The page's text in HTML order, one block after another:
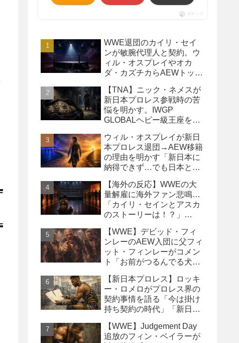
ポチップ
WWE退団のカイリ・セイ
ンが敏腕代理人と契約。ウ
ィル・オスプレイやオカ
ダ・カズチカらAEWトップ
【TNA】ニック・ネメスが
新日本プロレス参戦時の苦
悩を明かす。IWGP
GLOBALヘビー級王座を
挫
ウィル・オスプレイが新日
本プロレス退団→AEW移籍
の理由を明かす「新日本に
納得できず…でも日本との
【海外の反応】WWEの大
量解雇に海外ファン悲鳴…
「カイリ・セインとアスカ
のストーリーは！？」
の犠牲になった」
【WWE】デビッド・フィ
ンレーのAEW入団に父フィ
ット・フィンレーがコメン
ト「お前がつるんでる犬連
【新日本プロレス】ロッキ
ー・ロメロがプロレス界の
契約事情を語る「今は掛け
持ち契約の時代」「新日本
るべき」
【WWE】Judgement Day
追放のフィン・ベイラーが